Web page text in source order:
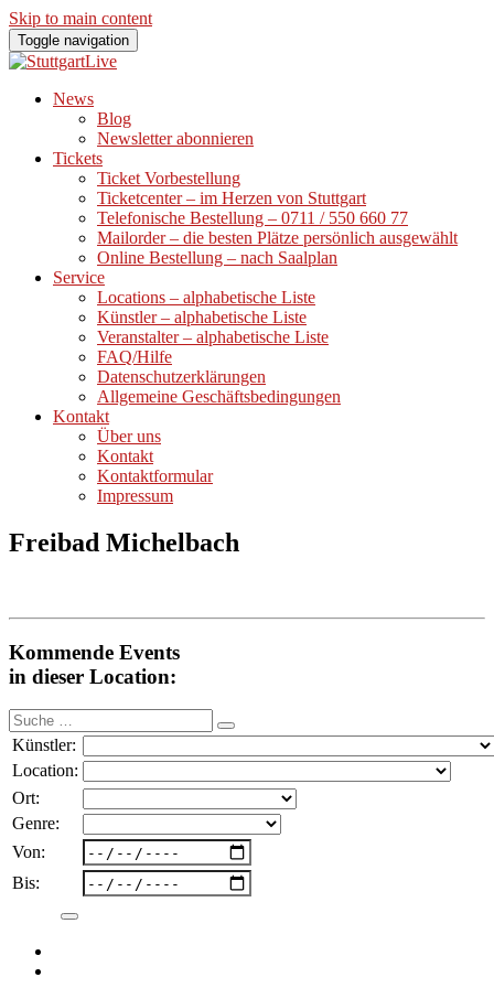
Skip to main content
Toggle navigation
News
Blog
Newsletter abonnieren
Tickets
Ticket Vorbestellung
Ticketcenter – im Herzen von Stuttgart
Telefonische Bestellung – 0711 / 550 660 77
Mailorder – die besten Plätze persönlich ausgewählt
Online Bestellung – nach Saalplan
Service
Locations – alphabetische Liste
Künstler – alphabetische Liste
Veranstalter – alphabetische Liste
FAQ/Hilfe
Datenschutzerklärungen
Allgemeine Geschäftsbedingungen
Kontakt
Über uns
Kontakt
Kontaktformular
Impressum
Freibad Michelbach
Kommende Events
in dieser Location:
Suche
nach:
Künstler:
Location:
Ort:
Genre:
Von:
Bis: